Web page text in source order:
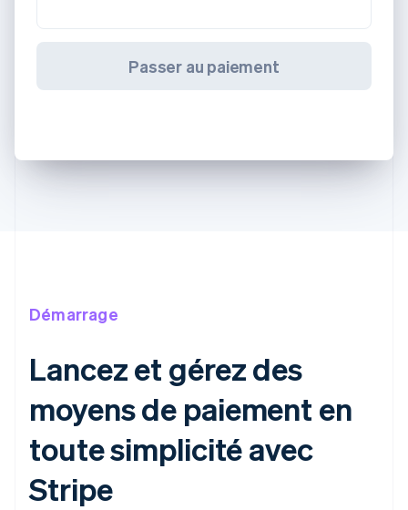
Passer au paiement
Démarrage
Lancez et gérez des
moyens de paiement en
toute simplicité avec
Stripe